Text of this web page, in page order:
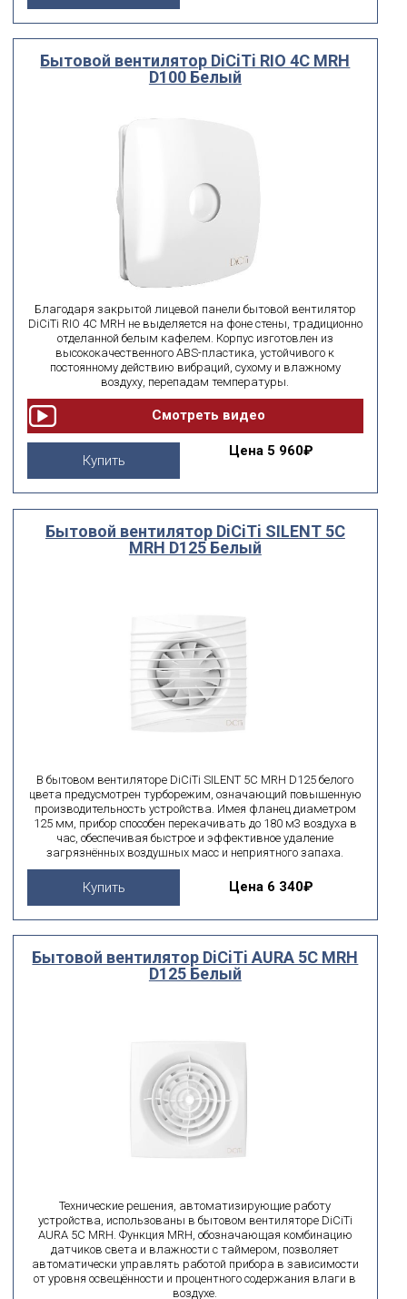
Бытовой вентилятор DiCiTi RIO 4C MRH
D100 Белый
Благодаря закрытой лицевой панели бытовой вентилятор
DiCiTi RIO 4C MRH не выделяется на фоне стены, традиционно
отделанной белым кафелем. Корпус изготовлен из
высококачественного ABS-пластика, устойчивого к
постоянному действию вибраций, сухому и влажному
воздуху, перепадам температуры.
Купить
Цена 5 960₽
Бытовой вентилятор DiCiTi SILENT 5C
MRH D125 Белый
В бытовом вентиляторе DiCiTi SILENT 5C MRH D125 белого
цвета предусмотрен турборежим, означающий повышенную
производительность устройства. Имея фланец диаметром
125 мм, прибор способен перекачивать до 180 м3 воздуха в
час, обеспечивая быстрое и эффективное удаление
загрязнённых воздушных масс и неприятного запаха.
Купить Цена 6 340₽
Бытовой вентилятор DiCiTi AURA 5C MRH
D125 Белый
Технические решения, автоматизирующие работу
устройства, использованы в бытовом вентиляторе DiCiTi
AURA 5C MRH. Функция MRH, обозначающая комбинацию
датчиков света и влажности с таймером, позволяет
автоматически управлять работой прибора в зависимости
от уровня освещённости и процентного содержания влаги в
воздухе.